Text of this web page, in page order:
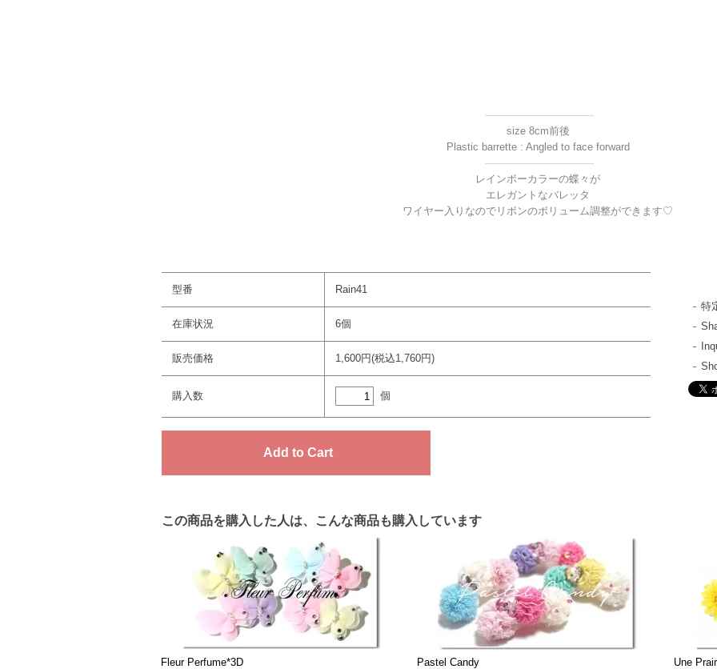
----------------------------------
size 8cm前後
Plastic barrette : Angled to face forward
----------------------------------
レインボーカラーの蝶々が
エレガントなバレッタ
ワイヤー入りなのでリボンのボリューム調整ができます♡
型番 Rain41
在庫状況 6個
販売価格 1,600円(税込1,760円)
購入数 個
特
この商品を購入した人は、こんな商品も購入しています
Fleur Perfume*3D Pastel Candy Une